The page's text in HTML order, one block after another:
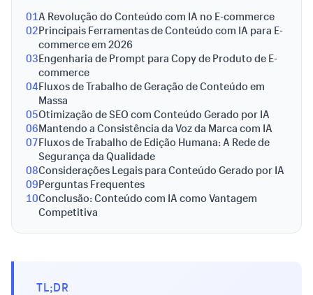
01A Revolução do Conteúdo com IA no E-commerce
02Principais Ferramentas de Conteúdo com IA para E-
commerce em 2026
03Engenharia de Prompt para Copy de Produto de E-
commerce
04Fluxos de Trabalho de Geração de Conteúdo em
Massa
05Otimização de SEO com Conteúdo Gerado por IA
06Mantendo a Consistência da Voz da Marca com IA
07Fluxos de Trabalho de Edição Humana: A Rede de
Segurança da Qualidade
08Considerações Legais para Conteúdo Gerado por IA
09Perguntas Frequentes
10Conclusão: Conteúdo com IA como Vantagem
Competitiva
TL;DR